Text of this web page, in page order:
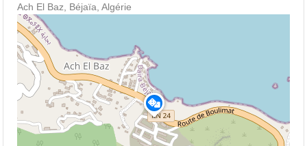
Ach El Baz, Béjaïa, Algérie